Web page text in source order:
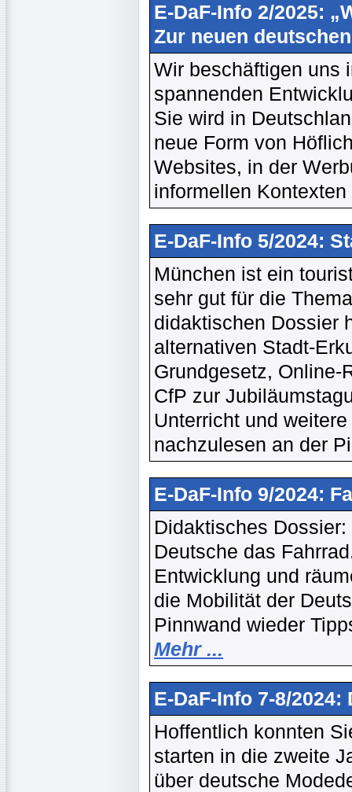
E-DaF-Info 2/2025:
Zur neuen
Wir beschäftigen uns
spannenden
Sie wird in
neue Form von
Websites, in der
informellen
E-DaF-Info 5/2024:
München ist ein
sehr gut für die
didaktischen Dossier
alternativen Stadt-
Grundgesetz, Online-
CfP zur
Unterricht und
nachzulesen an der
E-DaF-Info 9/2024:
Didaktisches
Deutsche das
Entwicklung und
die Mobilität der
Pinnwand wieder
Mehr ...
E-DaF-Info 7-8/
Hoffentlich konnten
starten in die zweite
über deutsche